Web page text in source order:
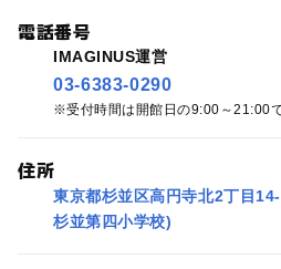
電話番号
IMAGINUS運営
03-6383-0290
受付時間は開館日の9:00～21:00で
住所
東京都杉並区高円寺北2丁目
杉並第四小学校)